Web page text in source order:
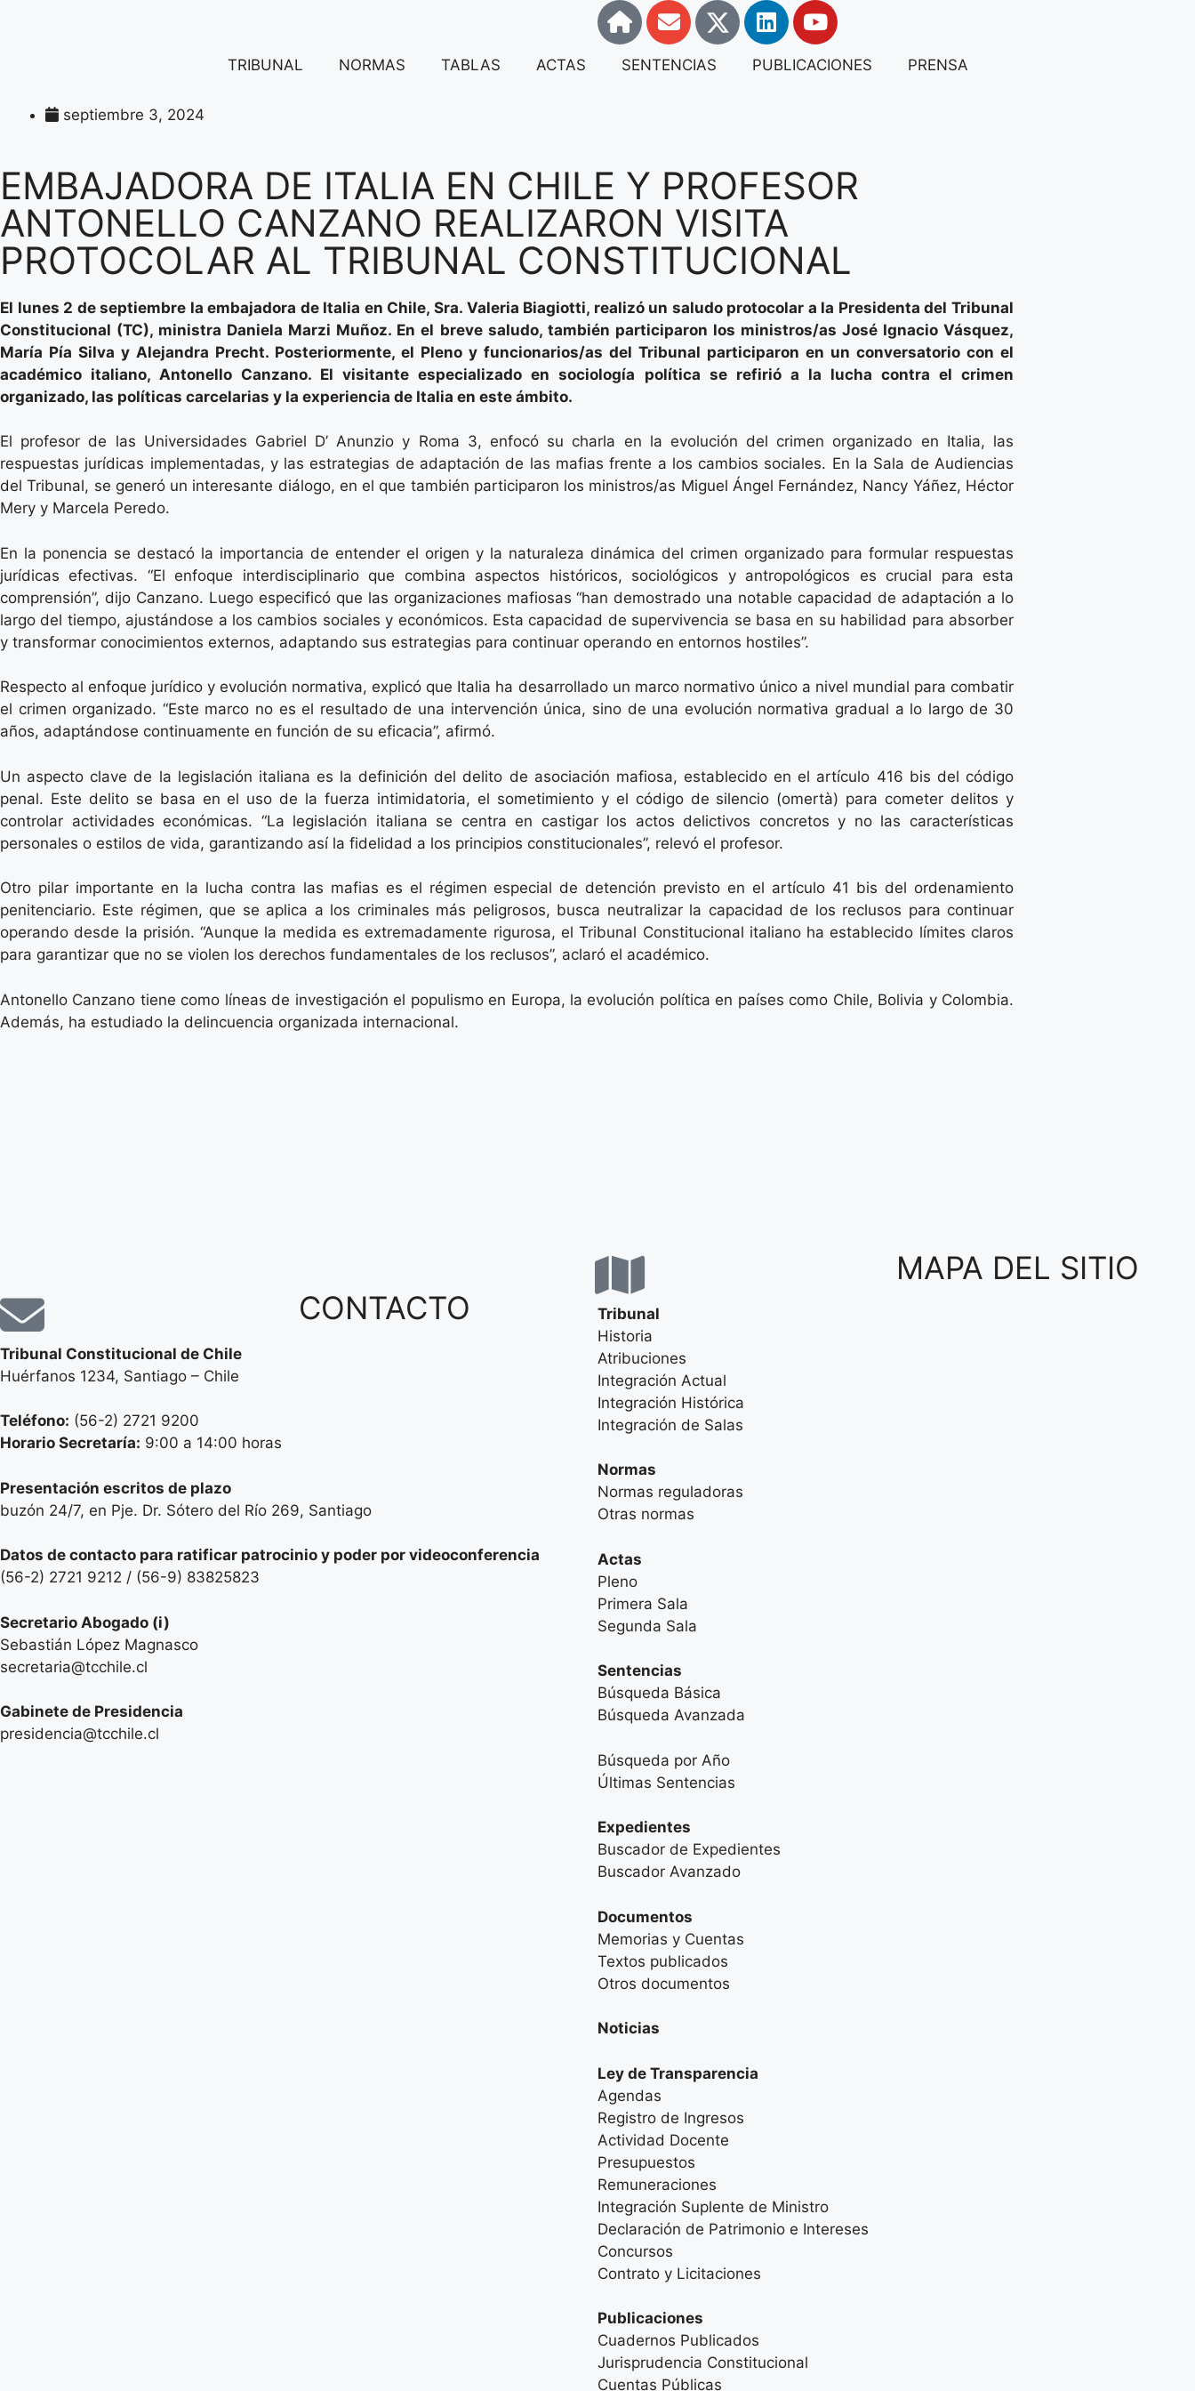
TRIBUNAL NORMAS TABLAS ACTAS SENTENCIAS PUBLICACIONES PRENSA
septiembre 3, 2024
EMBAJADORA DE ITALIA EN CHILE Y PROFESOR
ANTONELLO CANZANO REALIZARON VISITA
PROTOCOLAR AL TRIBUNAL CONSTITUCIONAL
El lunes 2 de septiembre la embajadora de Italia en Chile, Sra. Valeria Biagiotti, realizó un saludo protocolar a la Presidenta del Tribunal
Constitucional (TC), ministra Daniela Marzi Muñoz. En el breve saludo, también participaron los ministros/as José Ignacio Vásquez,
María Pía Silva y Alejandra Precht. Posteriormente, el Pleno y funcionarios/as del Tribunal participaron en un conversatorio con el
académico italiano, Antonello Canzano. El visitante especializado en sociología política se refirió a la lucha contra el crimen
organizado, las políticas carcelarias y la experiencia de Italia en este ámbito.
El profesor de las Universidades Gabriel D’ Anunzio y Roma 3, enfocó su charla en la evolución del crimen organizado en Italia, las
respuestas jurídicas implementadas, y las estrategias de adaptación de las mafias frente a los cambios sociales. En la Sala de Audiencias
del Tribunal, se generó un interesante diálogo, en el que también participaron los ministros/as Miguel Ángel Fernández, Nancy Yáñez, Héctor
Mery y Marcela Peredo.
En la ponencia se destacó la importancia de entender el origen y la naturaleza dinámica del crimen organizado para formular respuestas
jurídicas efectivas. “El enfoque interdisciplinario que combina aspectos históricos, sociológicos y antropológicos es crucial para esta
comprensión”, dijo Canzano. Luego especificó que las organizaciones mafiosas “han demostrado una notable capacidad de adaptación a lo
largo del tiempo, ajustándose a los cambios sociales y económicos. Esta capacidad de supervivencia se basa en su habilidad para absorber
y transformar conocimientos externos, adaptando sus estrategias para continuar operando en entornos hostiles”.
Respecto al enfoque jurídico y evolución normativa, explicó que Italia ha desarrollado un marco normativo único a nivel mundial para combatir
el crimen organizado. “Este marco no es el resultado de una intervención única, sino de una evolución normativa gradual a lo largo de 30
años, adaptándose continuamente en función de su eficacia”, afirmó.
Un aspecto clave de la legislación italiana es la definición del delito de asociación mafiosa, establecido en el artículo 416 bis del código
penal. Este delito se basa en el uso de la fuerza intimidatoria, el sometimiento y el código de silencio (omertà) para cometer delitos y
controlar actividades económicas. “La legislación italiana se centra en castigar los actos delictivos concretos y no las características
personales o estilos de vida, garantizando así la fidelidad a los principios constitucionales”, relevó el profesor.
Otro pilar importante en la lucha contra las mafias es el régimen especial de detención previsto en el artículo 41 bis del ordenamiento
penitenciario. Este régimen, que se aplica a los criminales más peligrosos, busca neutralizar la capacidad de los reclusos para continuar
operando desde la prisión. “Aunque la medida es extremadamente rigurosa, el Tribunal Constitucional italiano ha establecido límites claros
para garantizar que no se violen los derechos fundamentales de los reclusos”, aclaró el académico.
Antonello Canzano tiene como líneas de investigación el populismo en Europa, la evolución política en países como Chile, Bolivia y Colombia.
Además, ha estudiado la delincuencia organizada internacional.
CONTACTO
Tribunal Constitucional de Chile
Huérfanos 1234, Santiago – Chile
Teléfono: (56-2) 2721 9200
Horario Secretaría: 9:00 a 14:00 horas
Presentación escritos de plazo
buzón 24/7, en Pje. Dr. Sótero del Río 269, Santiago
Datos de contacto para ratificar patrocinio y poder por videoconferencia
(56-2) 2721 9212 / (56-9) 83825823
Secretario Abogado (i)
Sebastián López Magnasco
secretaria@tcchile.cl
Gabinete de Presidencia
presidencia@tcchile.cl
MAPA DEL SITIO
Tribunal
Historia
Atribuciones
Integración Actual
Integración Histórica
Integración de Salas
Normas
Normas reguladoras
Otras normas
Actas
Pleno
Primera Sala
Segunda Sala
Sentencias
Búsqueda Básica
Búsqueda Avanzada
Búsqueda por Año
Últimas Sentencias
Expedientes
Buscador de Expedientes
Buscador Avanzado
Documentos
Memorias y Cuentas
Textos publicados
Otros documentos
Noticias
Ley de Transparencia
Agendas
Registro de Ingresos
Actividad Docente
Presupuestos
Remuneraciones
Integración Suplente de Ministro
Declaración de Patrimonio e Intereses
Concursos
Contrato y Licitaciones
Publicaciones
Cuadernos Publicados
Jurisprudencia Constitucional
Cuentas Públicas